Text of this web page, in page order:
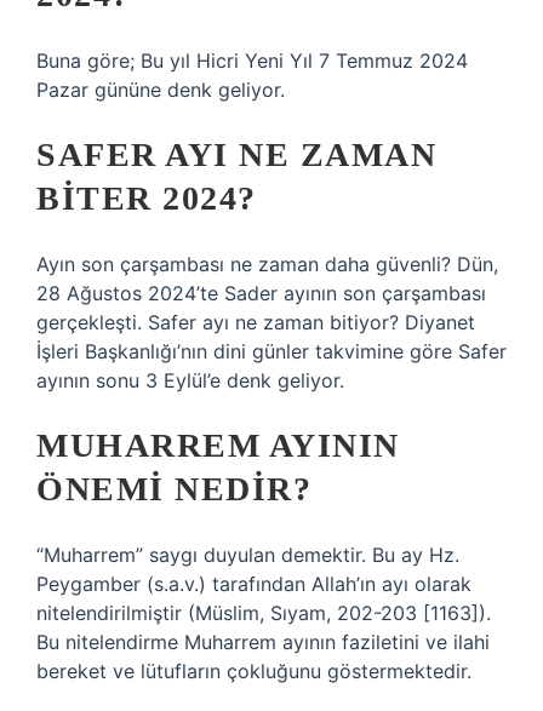
Buna göre; Bu yıl Hicri Yeni Yıl 7 Temmuz 2024
Pazar gününe denk geliyor.
SAFER AYI NE ZAMAN
BITER 2024?
Ayın son çarşambası ne zaman daha güvenli? Dün,
28 Ağustos 2024’te Sader ayının son çarşambası
gerçekleşti. Safer ayı ne zaman bitiyor? Diyanet
İşleri Başkanlığı’nın dini günler takvimine göre Safer
ayının sonu 3 Eylül’e denk geliyor.
MUHARREM AYININ
ÖNEMI NEDIR?
“Muharrem” saygı duyulan demektir. Bu ay Hz.
Peygamber (s.a.v.) tarafından Allah’ın ayı olarak
nitelendirilmiştir (Müslim, Sıyam, 202-203 [1163]).
Bu nitelendirme Muharrem ayının faziletini ve ilahi
bereket ve lütufların çokluğunu göstermektedir.